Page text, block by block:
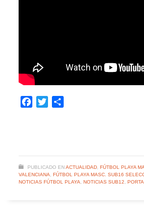
Facebook
Twitter
PUBLICADO EN ACTUALIDAD, FÚTBOL PLAYA
VALENCIANA
FÚTBOL PLAYA MASC. SUB16
NOTICIAS FÚTBOL PLAYA
NOTICIAS SUB12